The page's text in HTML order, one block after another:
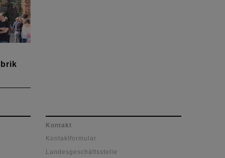
Kontakt
Kontaktformular
Landesgeschäftsstelle